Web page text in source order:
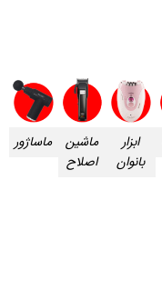
ابزار
بانوان
ماشین
اصلاح
ماساژور